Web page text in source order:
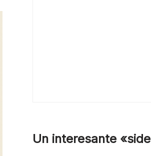
Un interesante «side